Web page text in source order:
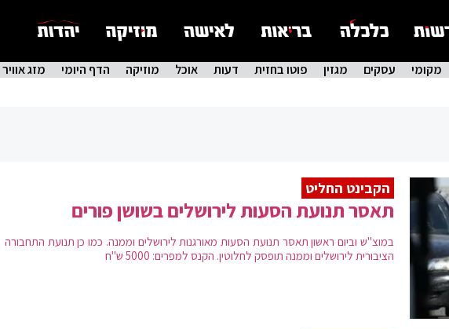
מקומי עסקים מגזין פוטו בחזית דעות אוכל מוזיקה הדף היומי מזג אוויר
הקבינט החליט
תאסר תנועת הסעות לירושלים בשושן פורים
במוצ"ש וביום ראשון תאסר תנועת הסעות מאורגנות לירושלים וממנה. כמו כן תנועת התחבורה
הציבורית לירושלים וממנה תופסק לחלוטין. הקנס למפרים: 5000 ש"ח